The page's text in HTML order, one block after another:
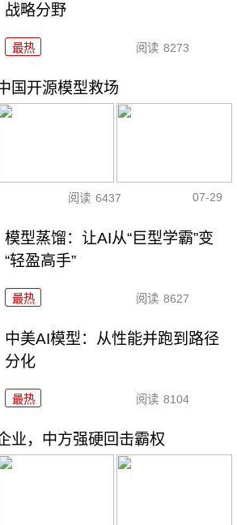
战略分野
最热 阅读 8273
国开源模型救场
阅读 6437 07-29
模型蒸馏：让AI从“巨型学霸”变
“轻盈高手”
最热 阅读 8627
中美AI模型：从性能并跑到路径
分化
最热 阅读 8104
业，中方强硬回击霸权